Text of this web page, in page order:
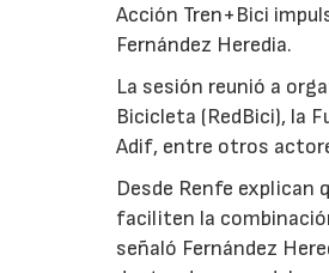
Acción Tren+Bici
Fernández Heredia.
La sesión reunió a
Bicicleta (RedBici), la
Adif, entre otros
Desde Renfe explican
faciliten la
señaló Fernández